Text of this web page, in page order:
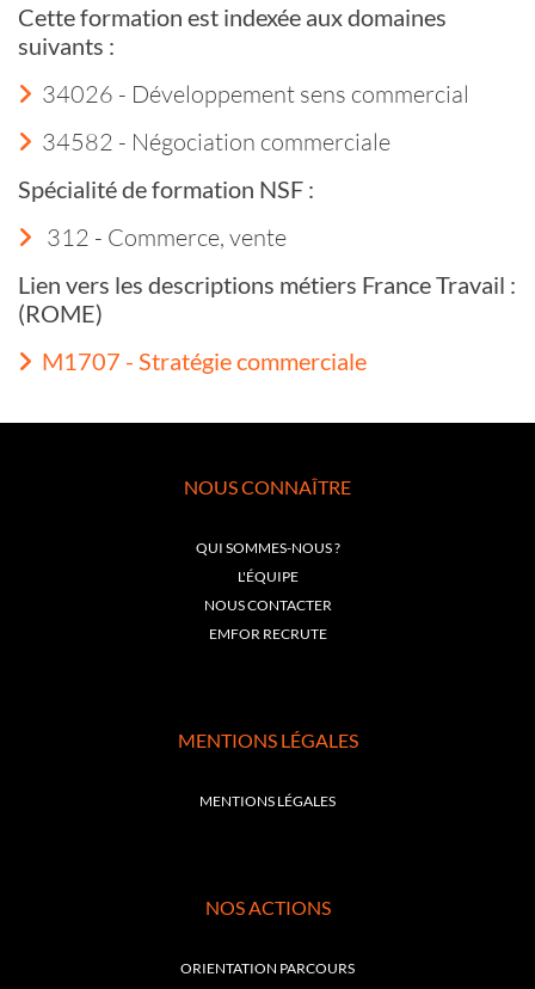
Cette formation est indexée aux domaines
suivants :
34026 - Développement sens commercial
34582 - Négociation commerciale
Spécialité de formation NSF :
312 - Commerce, vente
Lien vers les descriptions métiers France Travail :
(ROME)
M1707 - Stratégie commerciale
NOUS CONNAÎTRE
QUI SOMMES-NOUS ?
L'ÉQUIPE
NOUS CONTACTER
EMFOR RECRUTE
MENTIONS LÉGALES
MENTIONS LÉGALES
NOS ACTIONS
ORIENTATION PARCOURS